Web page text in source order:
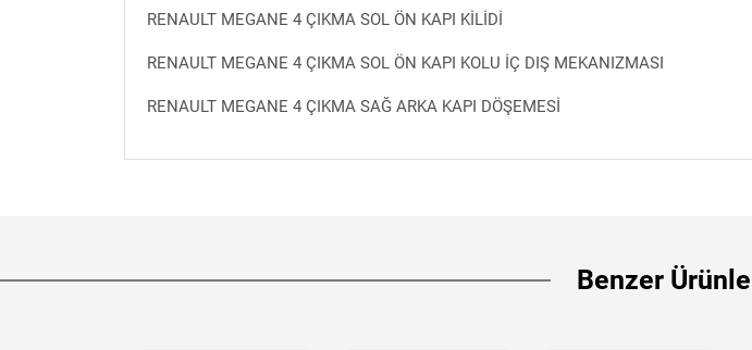
RENAULT MEGANE 4 ÇIKMA SOL ÖN KAPI KİLİDİ
RENAULT MEGANE 4 ÇIKMA SOL ÖN KAPI KOLU İÇ DIŞ MEKANIZMASI
RENAULT MEGANE 4 ÇIKMA SAĞ ARKA KAPI DÖŞEMESİ
Benzer